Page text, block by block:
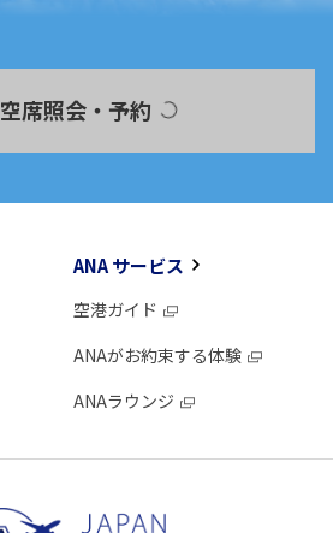
空席照会・予約
ANA サービス
空港ガイド
ANAがお約束する体験
ANAラウンジ